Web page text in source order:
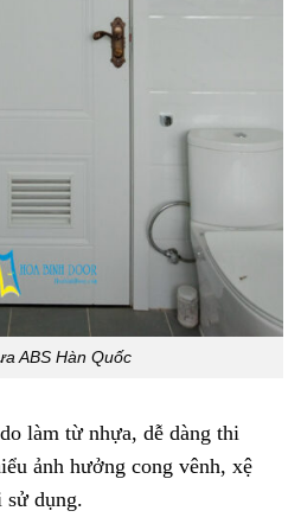
ABS Hàn Quốc
làm từ nhựa, dễ dàng thi
ảnh hưởng cong vênh, xệ
sử dụng.